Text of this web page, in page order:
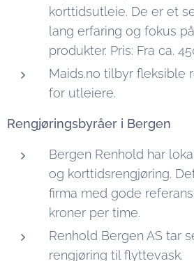
korttidsutleie. De er et
lang erfaring og fokus
produkter. Pris: Fra ca.
Maids.no tilbyr fleksible
for utleiere.
Rengjøringsbyråer i Bergen
Bergen Renhold har
og korttidsrengjøring.
firma med gode
kroner per time.
Renhold Bergen AS tar
rengjøring til flyttevask.